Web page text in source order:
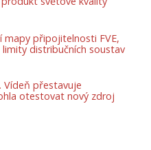
mapy připojitelnosti FVE,
distribučních soustav
Vídeň přestavuje
otestovat nový zdroj